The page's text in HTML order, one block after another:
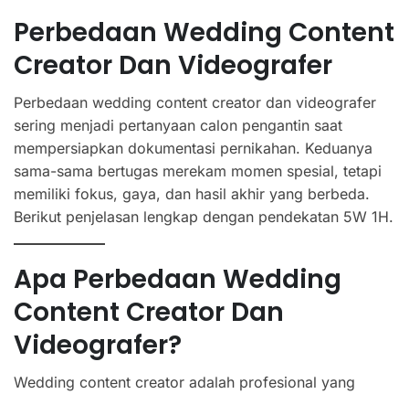
Perbedaan Wedding Content
Creator Dan Videografer
Perbedaan wedding content creator dan videografer
sering menjadi pertanyaan calon pengantin saat
mempersiapkan dokumentasi pernikahan. Keduanya
sama-sama bertugas merekam momen spesial, tetapi
memiliki fokus, gaya, dan hasil akhir yang berbeda.
Berikut penjelasan lengkap dengan pendekatan 5W 1H.
Apa Perbedaan Wedding
Content Creator Dan
Videografer?
Wedding content creator adalah profesional yang